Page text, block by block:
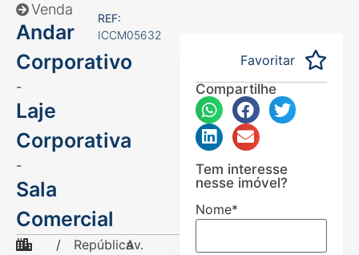
Venda
Andar
Corporativo
-
Laje
Corporativa
-
Sala
Comercial
REF:
ICCM05632
/
RepúblicaAv.
Favoritar
Compartilhe
Tem interesse
nesse imóvel?
Nome*